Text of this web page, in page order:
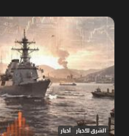
الشرق للأخبار أخبار